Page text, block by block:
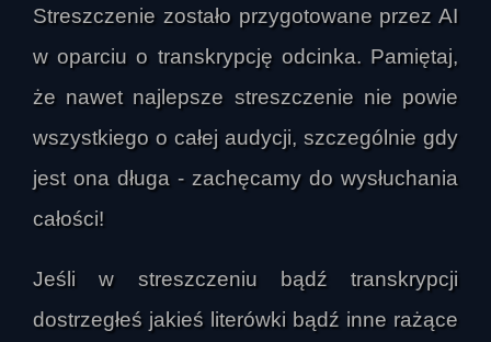
egzoplanecie GJ 3378 b, odkrytej w 2024 roku i
uznawanej za jeden z ciekawszych pobliskich
nadającego się do życia. Podkreślono, że
znajduje się około 25 lat świetlnych od Ziemi, w
gwiazdozbiorze Żagla, i krąży wokół
gwiazdy są najliczniejsze w Galaktyce, długo
rozbłyski promieniowania, które zagrażają
atmosferze pobliskich planet. GJ 3378 b
Streszczenie zostało przygotowane przez AI
w oparciu o transkrypcję odcinka. Pamiętaj,
że nawet najlepsze streszczenie nie powie
wszystkiego o całej audycji, szczególnie gdy
jest ona długa - zachęcamy do wysłuchania
całości!
Jeśli w streszczeniu bądź transkrypcji
dostrzegłeś jakieś literówki bądź inne rażące